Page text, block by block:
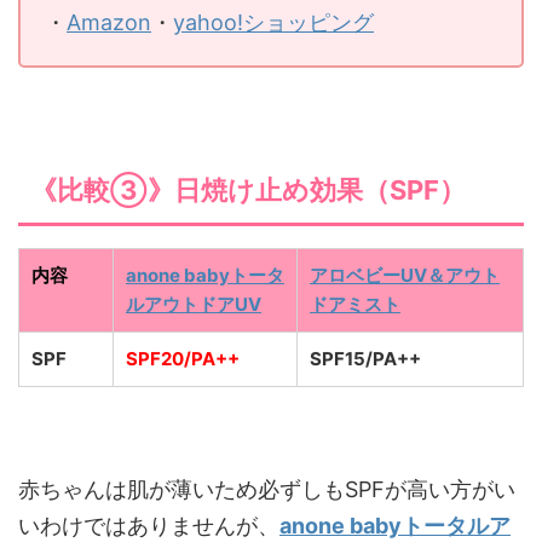
・ Amazon ・ yahoo!ショッピング
《比較③》日焼け止め効果（SPF）
内容
anone babyトータ
ルアウトドアUV
アロベビーUV＆アウト
ドアミスト
SPF SPF20/PA++ SPF15/PA++
赤ちゃんは肌が薄いため必ずしもSPFが高い方がい
いわけではありませんが、 anone babyトータルア